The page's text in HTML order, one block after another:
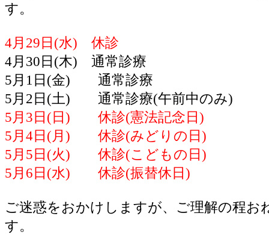
す。
4月29日(水) 休診
4月30日(木) 通常診療
5月1日(金) 通常診療
5月2日(土) 通常診療(午前中のみ)
5月3日(日) 休診(憲法記念日)
5月4日(月) 休診(みどりの日)
5月5日(火) 休診(こどもの日)
5月6日(水) 休診(振替休日)
ご迷惑をおかけしますが、ご理解の程お
す。